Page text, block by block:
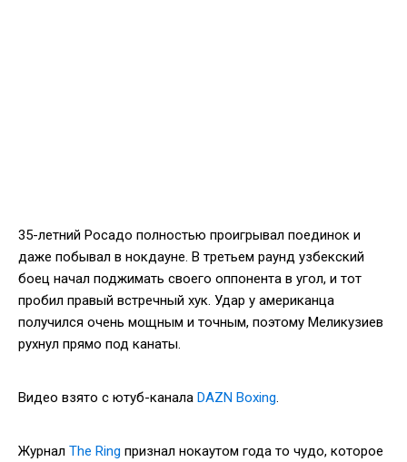
35-летний Росадо полностью проигрывал поединок и
даже побывал в нокдауне. В третьем раунд узбекский
боец начал поджимать своего оппонента в угол, и тот
пробил правый встречный хук. Удар у американца
получился очень мощным и точным, поэтому Меликузиев
рухнул прямо под канаты.
Видео взято с ютуб-канала DAZN Boxing.
Журнал The Ring признал нокаутом года то чудо, которое